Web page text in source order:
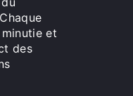
et
des